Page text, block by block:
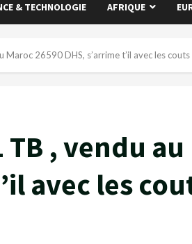
& TECHNOLOGIE AFRIQUE
Maroc 26590 DHS, s’arrime t’il avec les
TB , vendu
avec les